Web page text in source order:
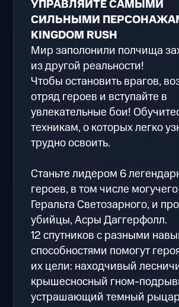
УПРАВЛЯЙТЕ САМЫМИ
СИЛЬНЫМИ
KINGDOM RUSH
Мир заполонили полчища
из другой реальности!
Чтобы остановить врагов,
отряд героев и вступайте в
увлекательные бои!
техникам, о которых легко
трудно освоить.
Станьте лидером 6
героев, в том числе
Геральта Светозарного, и
убийцы, Асры Даггерфолл.
12 спутников с разными
способностями помогут
их цели: находчивый
крышесносный гном-
устрашающий темный